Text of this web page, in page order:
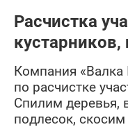
Расчистка
Компания «Валка
по расчистке
Спилим деревья,
подлесок, скосим